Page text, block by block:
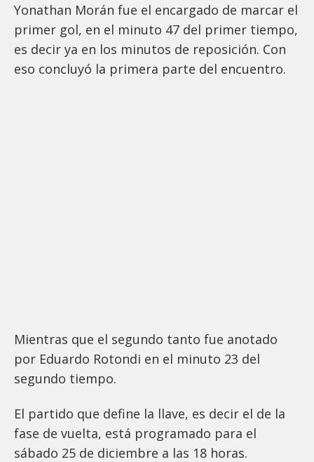
Yonathan Morán fue el encargado de marcar el
primer gol, en el minuto 47 del primer tiempo,
es decir ya en los minutos de reposición. Con
eso concluyó la primera parte del encuentro.
Mientras que el segundo tanto fue anotado
por Eduardo Rotondi en el minuto 23 del
segundo tiempo.
El partido que define la llave, es decir el de la
fase de vuelta, está programado para el
sábado 25 de diciembre a las 18 horas.